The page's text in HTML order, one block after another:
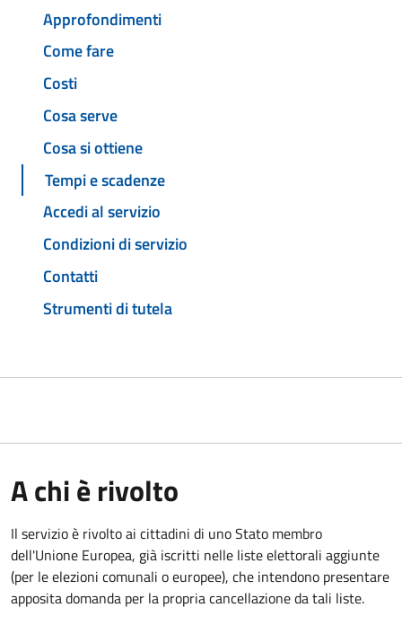
Approfondimenti
Come fare
Costi
Cosa serve
Cosa si ottiene
Tempi e scadenze
Accedi al servizio
Condizioni di servizio
Contatti
Strumenti di tutela
A chi è rivolto
Il servizio è rivolto ai cittadini di uno Stato membro
dell'Unione Europea, già iscritti nelle liste elettorali aggiunte
(per le elezioni comunali o europee), che intendono presentare
apposita domanda per la propria cancellazione da tali liste.